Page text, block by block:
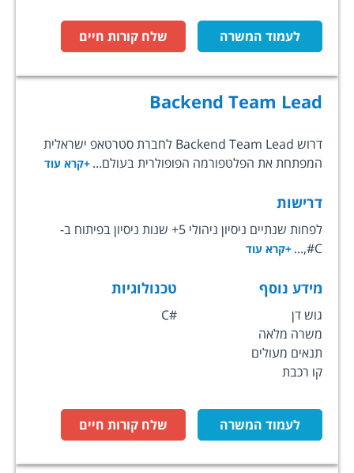
לעמוד המשרה שלח קורות חיים
Backend Team Lead
דרוש Backend Team Lead לחברת סטרטאפ ישראלית
המפתחת את הפלטפורמה הפופולרית בעולם... +קרא עוד
דרישות
לפחות שנתיים ניסיון ניהולי 5+ שנות ניסיון בפיתוח ב-
C#,...
+קרא עוד
מידע נוסף
גוש דן
משרה מלאה
תנאים מעולים
קו רכבת
טכנולוגיות
C#
לעמוד המשרה שלח קורות חיים